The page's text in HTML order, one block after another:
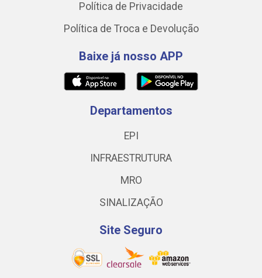
Política de Privacidade
Política de Troca e Devolução
Baixe já nosso APP
Departamentos
EPI
INFRAESTRUTURA
MRO
SINALIZAÇÃO
Site Seguro